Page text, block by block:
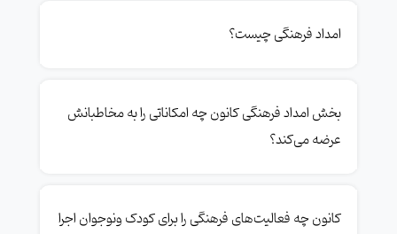
امداد فرهنگی چیست؟
بخش امداد فرهنگی کانون چه امکاناتی را به مخاطبانش
عرضه می‌کند؟
کانون چه فعالیت‌های فرهنگی را برای کودک ونوجوان اجرا